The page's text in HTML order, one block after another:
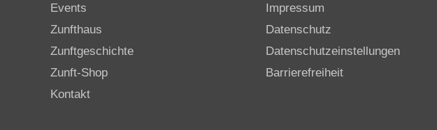
Events
Zunfthaus
Zunftgeschichte
Zunft-Shop
Kontakt
Impressum
Datenschutz
Datenschutzeinstellungen
Barrierefreiheit